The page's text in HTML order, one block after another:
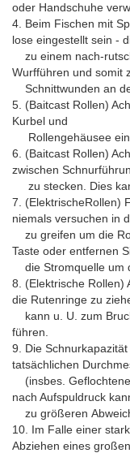
oder Handschuhe
4. Beim Fischen mit
lose eingestellt sein -
zu einem nach-
Wurfführen und somit
Schnittwunden an
5. (Baitcast Rollen)
Kurbel und
Rollengehäusee
6. (Baitcast Rollen)
zwischen
zu stecken. Dies
7. (ElektrischeRollen)
niemals versuchen in
zu greifen um die
Taste oder entfernen
die Stromquelle um
8. (Elektrische Rollen)
die Rutenringe zu
kann u. U. zum
führen.
9. Die
tatsächlichen
(insbes.
nach Aufspuldruck
zu größeren
10. Im Falle einer
Abziehen eines